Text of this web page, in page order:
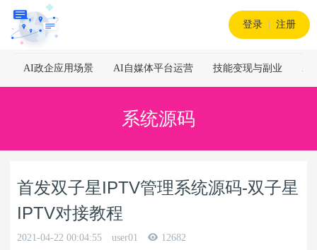
登录 注册
AI政企应用场景 AI自媒体平台运营 技能变现与副业
系统源码
首发双子星IPTV管理系统源码-双子星
IPTV对接教程
2021-04-22 00:04:55 user01 12682